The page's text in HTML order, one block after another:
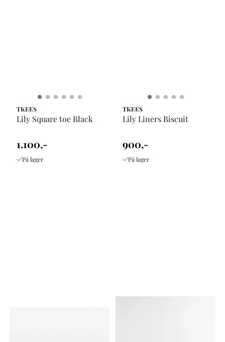
TKEES
Lily Square toe Black
1.100,-
På lager
TKEES
Lily Liners Biscuit
900,-
På lager